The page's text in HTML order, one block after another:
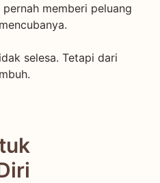
memberi peluang
selesa. Tetapi dari